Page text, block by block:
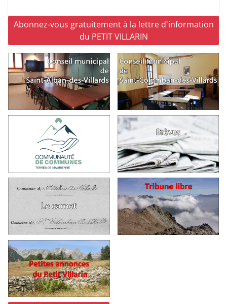
Abonnez-vous gratuitement à la lettre d'information
du PETIT VILLARIN